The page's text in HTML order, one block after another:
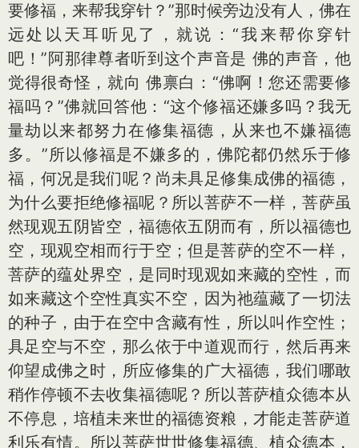
要修福，来帮我穿针？”那时候旁边没有人，佛在
远处以天耳听见了，就说：“我来帮你穿针
吧！”阿那律尊者听到这个声音是 佛的声音，他
觉得很奇怪，就向 佛禀白：“佛啊！您还需要修
福吗？”佛就回答他：“这个修福还嫌多吗？我无
量劫以来都努力在修集福德，从来也不嫌福德
多。”所以修福是不嫌多的，佛陀都仍然乐于修
福，何况是我们呢？尚未具足修集成佛的福德，
为什么要拒绝修福呢？所以菩萨不一样，菩萨虽
然现观五阴皆空，福德依五阴而有，所以福德也
空，现观空相而行于空；但是菩萨的空不一样，
菩萨的蕴处界空，是同时现观如来藏的空性，而
如来藏这个空性真实不空，因为祂蕴藏了一切法
的种子，由于在空中含藏有性，所以叫作空性；
具足空与不空，那么依于中道观而行，然后再来
仰望成佛之时，所应修集的广大福德，我们哪敢
稍作停顿不去收集福德呢？所以菩萨植众德本从
不停息，培植未来世的福德资粮，才能走菩萨道
利乐有情。所以菩萨世世修集福德、植众德本，